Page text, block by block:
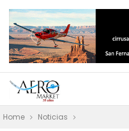
Home Noticias